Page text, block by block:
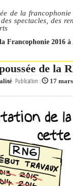
de la
spectacles, des
Francophonie 2016
de la
Publication : 17